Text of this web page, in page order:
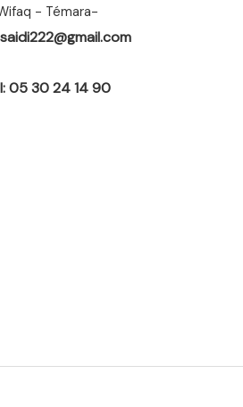
- Témara-
05 30 24 14 90